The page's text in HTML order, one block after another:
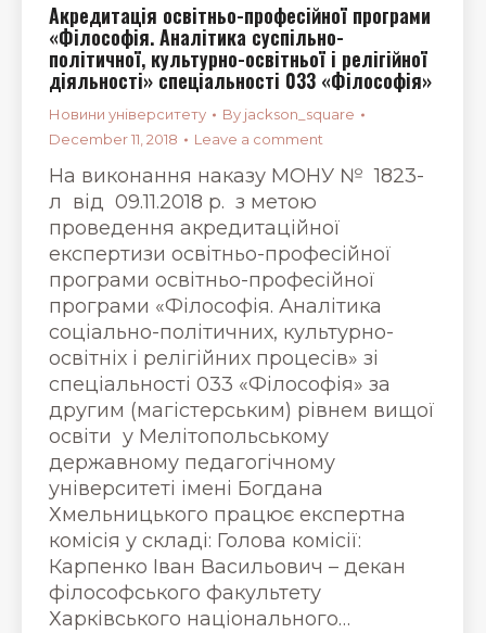
Акредитація освітньо-професійної програми
«Філософія. Аналітика суспільно-
політичної, культурно-освітньої і релігійної
діяльності» спеціальності 033 «Філософія»
Новини університету By jackson_square
December 11, 2018
Leave a comment
На виконання наказу МОНУ № 1823-
л від 09.11.2018 р. з метою
проведення акредитаційної
експертизи освітньо-професійної
програми освітньо-професійної
програми «Філософія. Аналітика
соціально-політичних, культурно-
освітніх і релігійних процесів» зі
спеціальності 033 «Філософія» за
другим (магістерським) рівнем вищої
освіти у Мелітопольському
державному педагогічному
університеті імені Богдана
Хмельницького працює експертна
комісія у складі: Голова комісії:
Карпенко Іван Васильович – декан
філософського факультету
Харківського національного…